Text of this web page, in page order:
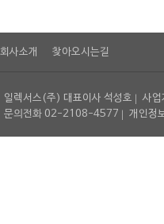
회사소개 찾아오시는길
일렉서스(주) 대표이사 석성호 사
문의전화 02-2108-4577
개인정